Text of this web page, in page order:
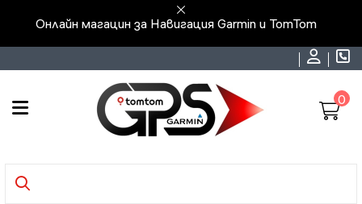
Онлайн магацин за Навигация Garmin и TomTom
0